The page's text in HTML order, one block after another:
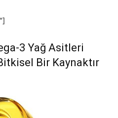
3 Yağ Asitleri
Bir Kaynaktır